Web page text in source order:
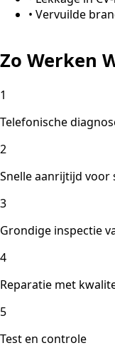
• Vervuilde
Zo Werken
1
Telefonische
2
Snelle aanrijtijd voor
3
Grondige inspectie
4
Reparatie met
5
Test en controle